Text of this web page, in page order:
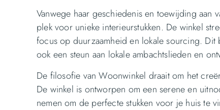
Vanwege haar geschiedenis en toewijding aan
plek voor unieke interieurstukken. De winkel
focus op duurzaamheid en lokale sourcing. Dit
ook een steun aan lokale ambachtslieden en
De filosofie van Woonwinkel draait om het
De winkel is ontworpen om een serene en
nemen om de perfecte stukken voor je huis te